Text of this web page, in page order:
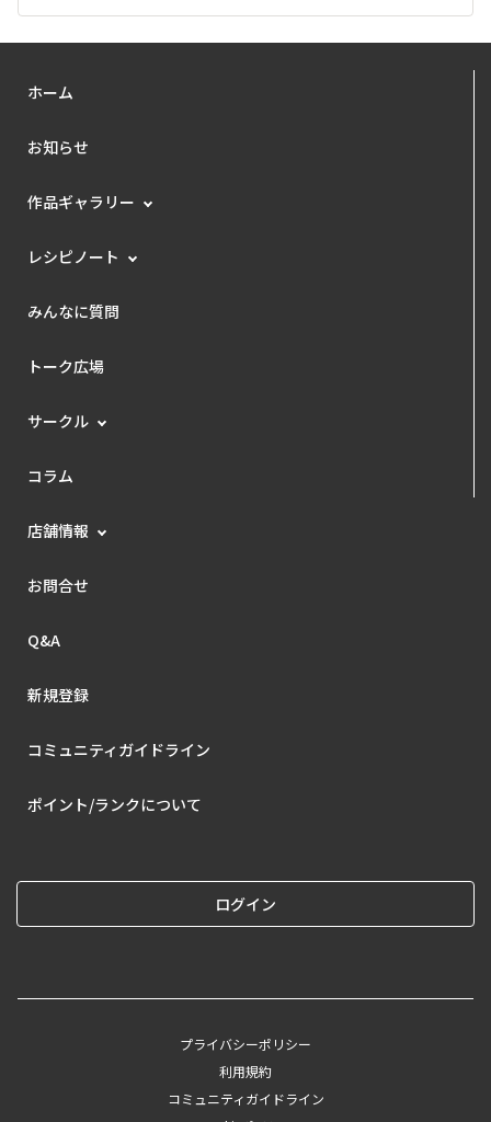
ホーム
お知らせ
作品ギャラリー
レシピノート
みんなに質問
トーク広場
サークル
コラム
店舗情報
お問合せ
Q&A
新規登録
コミュニティガイドライン
ポイント/ランクについて
ログイン
プライバシーポリシー
利用規約
コミュニティガイドライン